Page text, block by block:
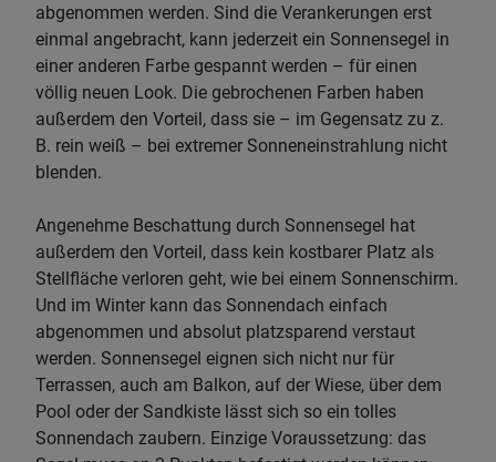
abgenommen werden. Sind die Verankerungen erst
einmal angebracht, kann jederzeit ein Sonnensegel in
einer anderen Farbe gespannt werden – für einen
völlig neuen Look. Die gebrochenen Farben haben
außerdem den Vorteil, dass sie – im Gegensatz zu z.
B. rein weiß – bei extremer Sonneneinstrahlung nicht
blenden.
Angenehme Beschattung durch Sonnensegel hat
außerdem den Vorteil, dass kein kostbarer Platz als
Stellfläche verloren geht, wie bei einem Sonnenschirm.
Und im Winter kann das Sonnendach einfach
abgenommen und absolut platzsparend verstaut
werden. Sonnensegel eignen sich nicht nur für
Terrassen, auch am Balkon, auf der Wiese, über dem
Pool oder der Sandkiste lässt sich so ein tolles
Sonnendach zaubern. Einzige Voraussetzung: das